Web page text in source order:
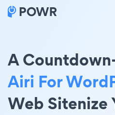
A
Airi For
Web Sitenize